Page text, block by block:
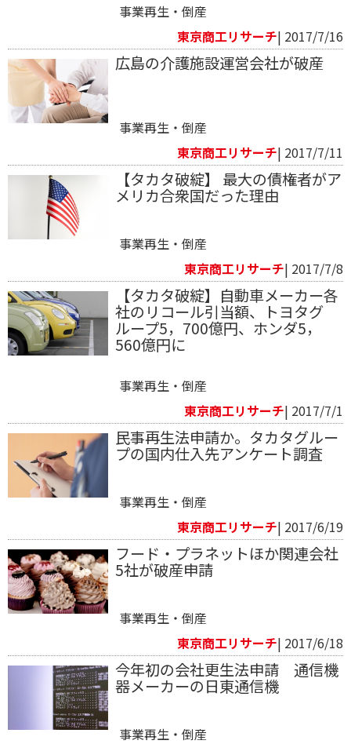
事業再生・倒産
東京商工リサーチ| 2017/7/16
広島の介護施設運営会社が破産
事業再生・倒産
東京商工リサーチ| 2017/7/11
【タカタ破綻】 最大の債権者がア
メリカ合衆国だった理由
事業再生・倒産
東京商工リサーチ| 2017/7/8
【タカタ破綻】自動車メーカー各
社のリコール引当額、トヨタグ
ループ5，700億円、ホンダ5，
560億円に
事業再生・倒産
東京商工リサーチ| 2017/7/1
民事再生法申請か。タカタグルー
プの国内仕入先アンケート調査
事業再生・倒産
東京商工リサーチ| 2017/6/19
フード・プラネットほか関連会社
5社が破産申請
事業再生・倒産
東京商工リサーチ| 2017/6/18
今年初の会社更生法申請 通信機
器メーカーの日東通信機
事業再生・倒産